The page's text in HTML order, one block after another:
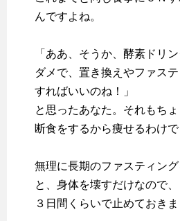
んですよね。
「ああ、そうか、酵素ドリ
ダメで、置き換えやファス
すればいいのね！」
と思ったあなた。それもちょ
断食をするから痩せるわけで
無理に長期のファスティン
と、身体を壊すだけなので
３日間くらいで止めておきま